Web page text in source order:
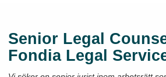
Senior Legal
Fondia Legal